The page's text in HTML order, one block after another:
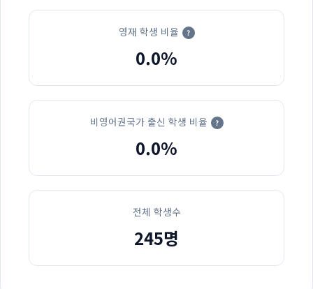
영재 학생 비율 ?
0.0%
비영어권국가 출신 학생 비율 ?
0.0%
전체 학생수
245명